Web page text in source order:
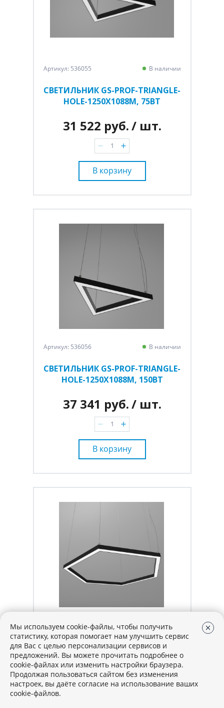
Артикул: 536055 В наличии
СВЕТИЛЬНИК GS-PROF-TRIANGLE-
HOLE-1250Х1088М, 75ВТ
31 522 руб./ шт.
В корзину
Артикул: 536056 В наличии
СВЕТИЛЬНИК GS-PROF-TRIANGLE-
HOLE-1250Х1088М, 150ВТ
37 341 руб./ шт.
В корзину
Артикул: 536067 В наличии
СВЕТИЛЬНИК GS-PROF-HEXAGON-
HOLE-498Х433ММ, СТОРОНА
250ММ, 30ВТ
24 840 руб./ шт.
Мы используем cookie-файлы, чтобы получить
статистику, которая помогает нам улучшить сервис
для Вас с целью персонализации сервисов и
предложений. Вы можете прочитать подробнее о
cookie-файлах или изменить настройки браузера.
Продолжая пользоваться сайтом без изменения
настроек, вы даёте согласие на использование ваших
cookie-файлов.